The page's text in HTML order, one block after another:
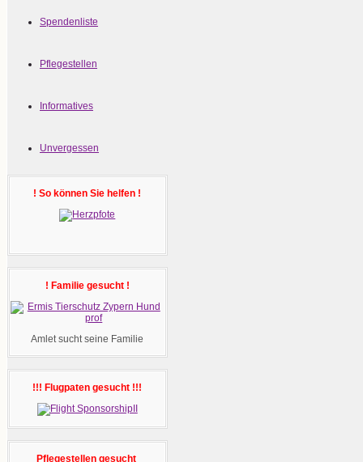
Spendenliste
Pflegestellen
Informatives
Unvergessen
! So können Sie helfen !
! Familie gesucht !
Amlet sucht seine Familie
!!! Flugpaten gesucht !!!
Pflegestellen gesucht